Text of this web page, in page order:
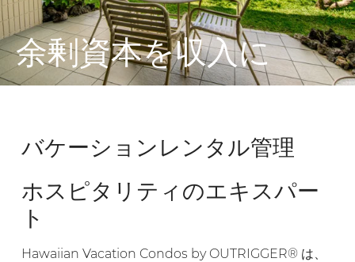
余剰資本を収入に
バケーションレンタル管理
ホスピタリティのエキスパー
ト
Hawaiian Vacation Condos by OUTRIGGER® は、